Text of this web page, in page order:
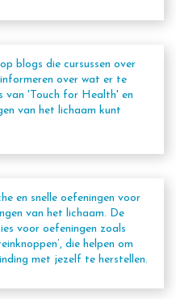
blogs die cursussen over
over wat er te
van 'Touch for Health' en
van het lichaam kunt
en snelle oefeningen voor
van het lichaam. De
voor oefeningen zoals
die helpen om
met jezelf te herstellen.